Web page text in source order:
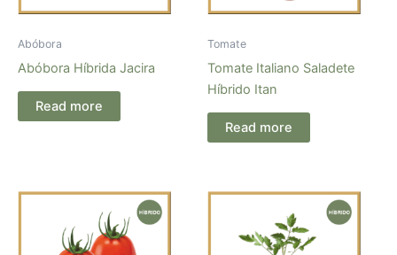
Abóbora
Abóbora Híbrida Jacira
Read more
Tomate
Tomate Italiano Saladete
Híbrido Itan
Read more